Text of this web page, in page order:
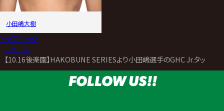
小田嶋大樹
トップページ
ニュース
【10.16後楽園】HAKOBUNE SERIESより小田嶋選手のGHC Jr.タッグ王
FOLLOW US!!